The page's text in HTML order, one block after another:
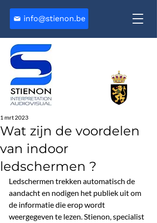
info@stienon.be
Wat zijn de voordelen
van indoor
ledschermen ?
1 mrt 2023
Ledschermen trekken automatisch de
aandacht en nodigen het publiek uit om
de informatie die erop wordt
weergegeven te lezen. Stienon, specialist